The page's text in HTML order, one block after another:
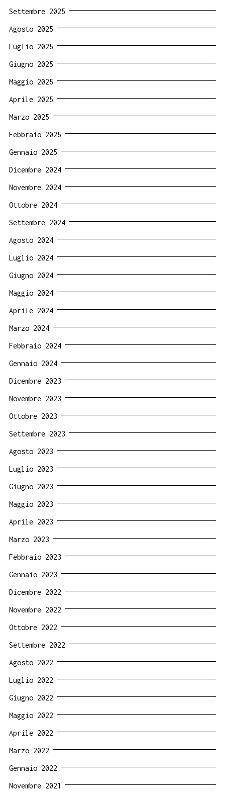
Settembre 2025
Agosto 2025
Luglio 2025
Giugno 2025
Maggio 2025
Aprile 2025
Marzo 2025
Febbraio 2025
Gennaio 2025
Dicembre 2024
Novembre 2024
Ottobre 2024
Settembre 2024
Agosto 2024
Luglio 2024
Giugno 2024
Maggio 2024
Aprile 2024
Marzo 2024
Febbraio 2024
Gennaio 2024
Dicembre 2023
Novembre 2023
Ottobre 2023
Settembre 2023
Agosto 2023
Luglio 2023
Giugno 2023
Maggio 2023
Aprile 2023
Marzo 2023
Febbraio 2023
Gennaio 2023
Dicembre 2022
Novembre 2022
Ottobre 2022
Settembre 2022
Agosto 2022
Luglio 2022
Giugno 2022
Maggio 2022
Aprile 2022
Marzo 2022
Gennaio 2022
Novembre 2021